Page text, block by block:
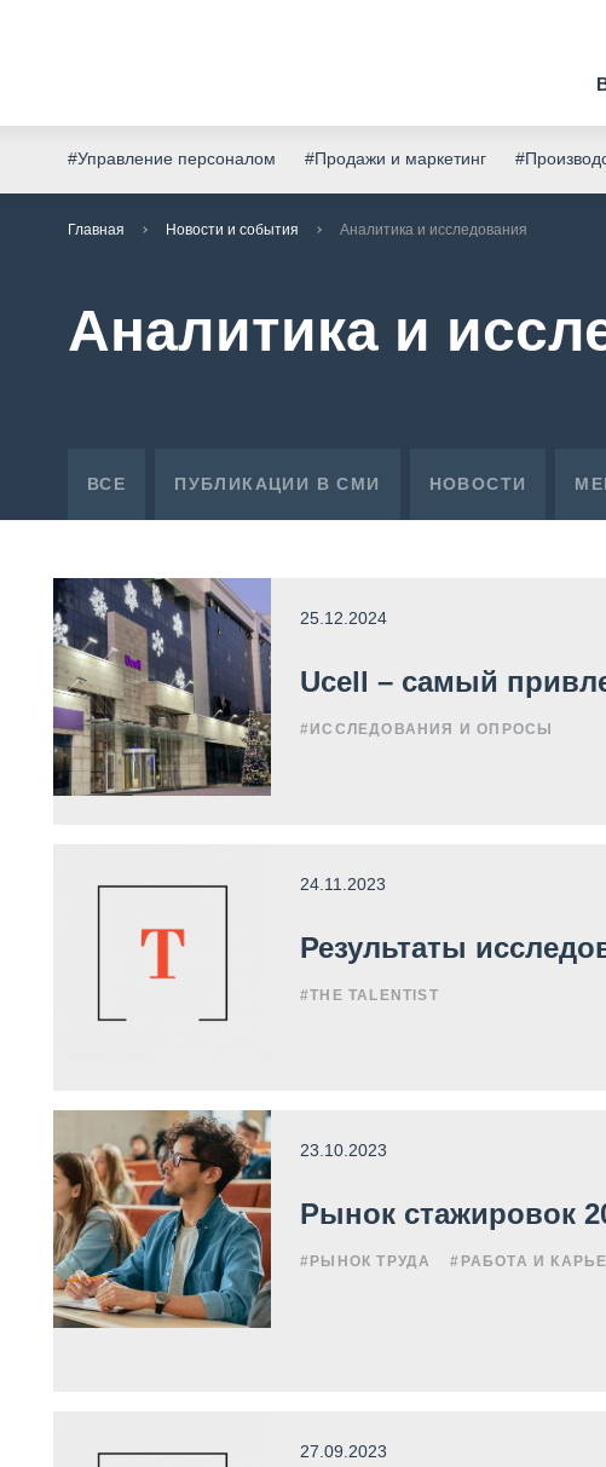
#Управление персоналом #Продажи и маркетинг
Главная Новости и события Аналитика и исследования
Аналитика и
ВСЕ ПУБЛИКАЦИИ В СМИ НОВОСТИ
25.12.2024
Ucell – самый
#ИССЛЕДОВАНИЯ И ОПРОСЫ
24.11.2023
Результаты
#THE TALENTIST
23.10.2023
Рынок стажировок
#РЫНОК ТРУДА #РАБОТА И
27.09.2023